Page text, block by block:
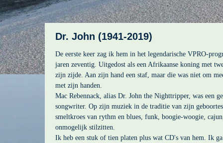
Dr. John (1941-2019)
De eerste keer zag ik hem in het legendarische VPRO-
jaren zeventig. Uitgedost als een Afrikaanse koning met
zijn zijde. Aan zijn hand een staf, maar die was niet om
met zijn handen.
Mac Rebennack, alias Dr. John the Nighttripper, was een
songwriter. Op zijn muziek in de traditie van zijn
smeltkroes van rythm en blues, funk, boogie-woogie,
onmogelijk stilzitten.
Ik heb een stuk of tien platen plus wat CD's van hem. Ik